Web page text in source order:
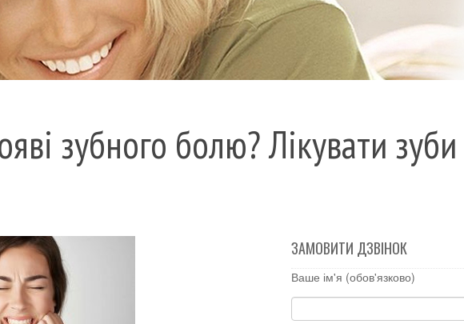
зубного болю? Лікувати
ЗАМОВИТИ ДЗВІНОК
Ваше ім'я (обов'язково)